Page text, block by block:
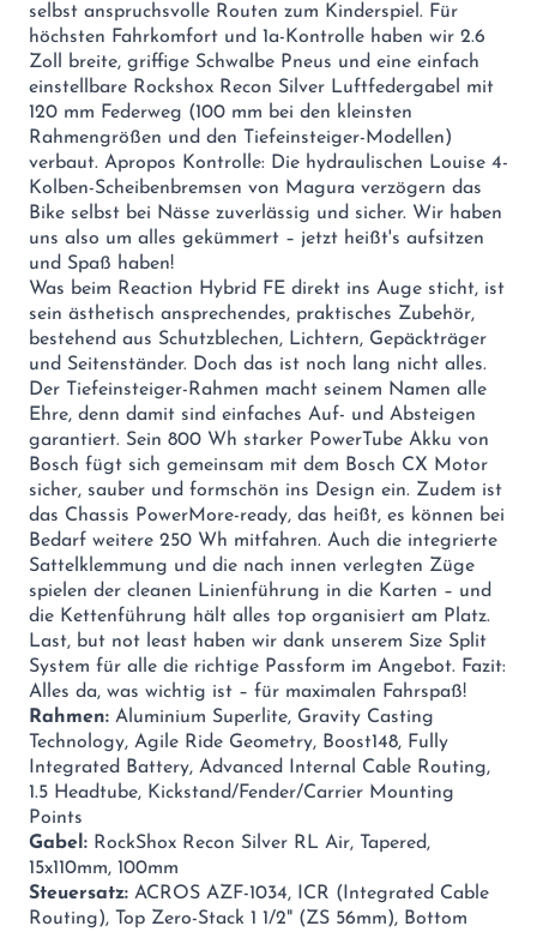
selbst anspruchsvolle Routen zum Kinderspiel. Für
höchsten Fahrkomfort und 1a-Kontrolle haben wir 2.6
Zoll breite, griffige Schwalbe Pneus und eine einfach
einstellbare Rockshox Recon Silver Luftfedergabel mit
120 mm Federweg (100 mm bei den kleinsten
Rahmengrößen und den Tiefeinsteiger-Modellen)
verbaut. Apropos Kontrolle: Die hydraulischen Louise 4-
Kolben-Scheibenbremsen von Magura verzögern das
Bike selbst bei Nässe zuverlässig und sicher. Wir haben
uns also um alles gekümmert – jetzt heißt's aufsitzen
und Spaß haben!
Was beim Reaction Hybrid FE direkt ins Auge sticht, ist
sein ästhetisch ansprechendes, praktisches Zubehör,
bestehend aus Schutzblechen, Lichtern, Gepäckträger
und Seitenständer. Doch das ist noch lang nicht alles.
Der Tiefeinsteiger-Rahmen macht seinem Namen alle
Ehre, denn damit sind einfaches Auf- und Absteigen
garantiert. Sein 800 Wh starker PowerTube Akku von
Bosch fügt sich gemeinsam mit dem Bosch CX Motor
sicher, sauber und formschön ins Design ein. Zudem ist
das Chassis PowerMore-ready, das heißt, es können bei
Bedarf weitere 250 Wh mitfahren. Auch die integrierte
Sattelklemmung und die nach innen verlegten Züge
spielen der cleanen Linienführung in die Karten – und
die Kettenführung hält alles top organisiert am Platz.
Last, but not least haben wir dank unserem Size Split
System für alle die richtige Passform im Angebot. Fazit:
Alles da, was wichtig ist – für maximalen Fahrspaß!
Rahmen: Aluminium Superlite, Gravity Casting
Technology, Agile Ride Geometry, Boost148, Fully
Integrated Battery, Advanced Internal Cable Routing,
1.5 Headtube, Kickstand/Fender/Carrier Mounting
Points
Gabel: RockShox Recon Silver RL Air, Tapered,
15x110mm, 100mm
Steuersatz: ACROS AZF-1034, ICR (Integrated Cable
Routing), Top Zero-Stack 1 1/2" (ZS 56mm), Bottom